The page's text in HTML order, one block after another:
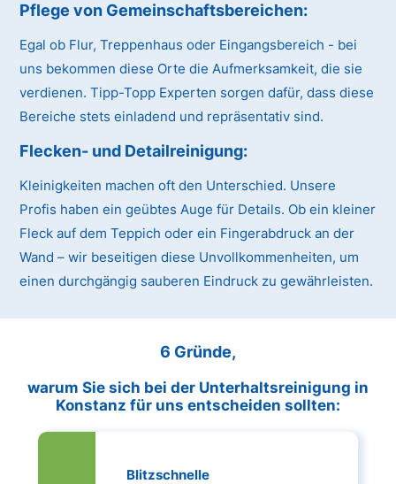
Pflege von Gemeinschaftsbereichen:
Egal ob Flur, Treppenhaus oder Eingangsbereich - bei
uns bekommen diese Orte die Aufmerksamkeit, die sie
verdienen. Tipp-Topp Experten sorgen dafür, dass diese
Bereiche stets einladend und repräsentativ sind.
Flecken- und Detailreinigung:
Kleinigkeiten machen oft den Unterschied. Unsere
Profis haben ein geübtes Auge für Details. Ob ein kleiner
Fleck auf dem Teppich oder ein Fingerabdruck an der
Wand – wir beseitigen diese Unvollkommenheiten, um
einen durchgängig sauberen Eindruck zu gewährleisten.
6 Gründe,
warum Sie sich bei der Unterhaltsreinigung in
Konstanz für uns entscheiden sollten:
Blitzschnelle